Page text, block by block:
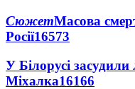
СюжетМасова
Росії16573
У Білорусі
Міхалка16166